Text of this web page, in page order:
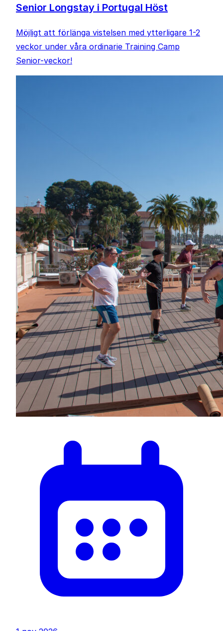
Senior Longstay i Portugal Höst
Möjligt att förlänga vistelsen med ytterligare 1-2
veckor under våra ordinarie Training Camp
Senior-veckor!